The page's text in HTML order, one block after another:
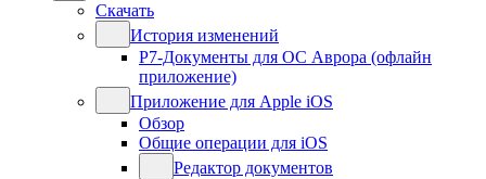
Скачать
История изменений
Р7-Документы для ОС Аврора (офлайн
приложение)
Приложение для Apple iOS
Обзор
Общие операции для iOS
Редактор документов